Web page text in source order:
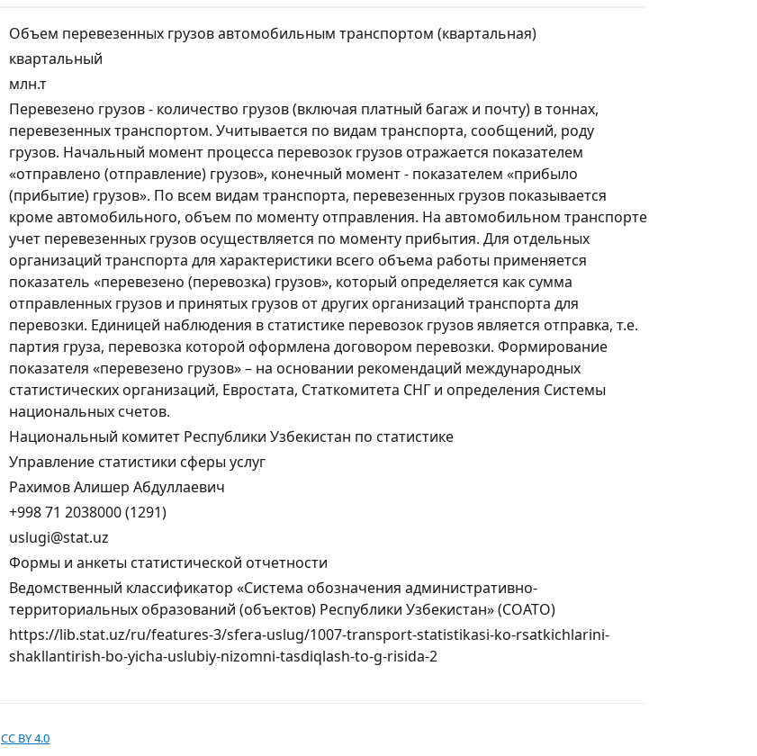
Объем перевезенных грузов автомобильным транспортом (квартальная)
квартальный
млн.т
Перевезено грузов - количество грузов (включая платный багаж и почту) в тоннах,
перевезенных транспортом. Учитывается по видам транспорта, сообщений, роду
грузов. Начальный момент процесса перевозок грузов отражается показателем
«отправлено (отправление) грузов», конечный момент - показателем «прибыло
(прибытие) грузов». По всем видам транспорта, перевезенных грузов показывается
кроме автомобильного, объем по моменту отправления. На автомобильном транспорте
учет перевезенных грузов осуществляется по моменту прибытия. Для отдельных
организаций транспорта для характеристики всего объема работы применяется
показатель «перевезено (перевозка) грузов», который определяется как сумма
отправленных грузов и принятых грузов от других организаций транспорта для
перевозки. Единицей наблюдения в статистике перевозок грузов является отправка, т.е.
партия груза, перевозка которой оформлена договором перевозки. Формирование
показателя «перевезено грузов» – на основании рекомендаций международных
статистических организаций, Евростата, Статкомитета СНГ и определения Системы
национальных счетов.
Национальный комитет Республики Узбекистан по статистике
Управление статистики сферы услуг
Рахимов Алишер Абдуллаевич
+998 71 2038000 (1291)
uslugi@stat.uz
Формы и анкеты статистической отчетности
Ведомственный классификатор «Система обозначения административно-
территориальных образований (объектов) Республики Узбекистан» (СОАТО)
https://lib.stat.uz/ru/features-3/sfera-uslug/1007-transport-statistikasi-ko-rsatkichlarini-
shakllantirish-bo-yicha-uslubiy-nizomni-tasdiqlash-to-g-risida-2
CC BY 4.0